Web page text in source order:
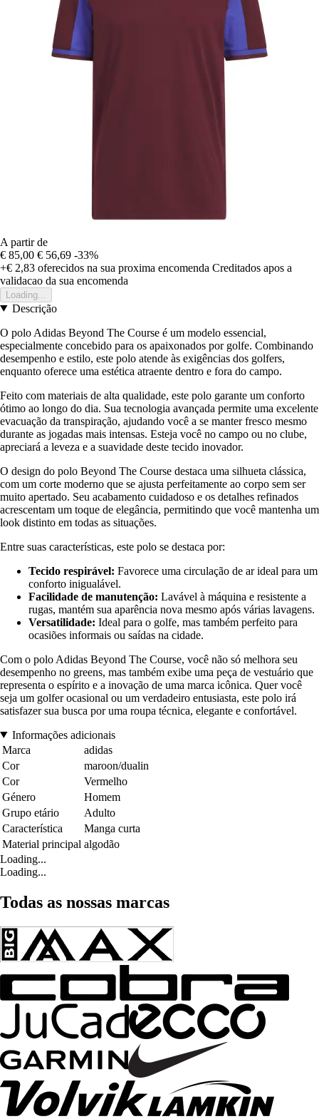
A partir de
€ 85,00 € 56,69 -33%
+€ 2,83 oferecidos na sua proxima encomenda Creditados apos a
validacao da sua encomenda
Loading...
Descrição
O polo Adidas Beyond The Course é um modelo essencial,
especialmente concebido para os apaixonados por golfe. Combinando
desempenho e estilo, este polo atende às exigências dos golfers,
enquanto oferece uma estética atraente dentro e fora do campo.
Feito com materiais de alta qualidade, este polo garante um conforto
ótimo ao longo do dia. Sua tecnologia avançada permite uma excelente
evacuação da transpiração, ajudando você a se manter fresco mesmo
durante as jogadas mais intensas. Esteja você no campo ou no clube,
apreciará a leveza e a suavidade deste tecido inovador.
O design do polo Beyond The Course destaca uma silhueta clássica,
com um corte moderno que se ajusta perfeitamente ao corpo sem ser
muito apertado. Seu acabamento cuidadoso e os detalhes refinados
acrescentam um toque de elegância, permitindo que você mantenha um
look distinto em todas as situações.
Entre suas características, este polo se destaca por:
Tecido respirável: Favorece uma circulação de ar ideal para um
conforto inigualável.
Facilidade de manutenção: Lavável à máquina e resistente a
rugas, mantém sua aparência nova mesmo após várias lavagens.
Versatilidade: Ideal para o golfe, mas também perfeito para
ocasiões informais ou saídas na cidade.
Com o polo Adidas Beyond The Course, você não só melhora seu
desempenho no greens, mas também exibe uma peça de vestuário que
representa o espírito e a inovação de uma marca icônica. Quer você
seja um golfer ocasional ou um verdadeiro entusiasta, este polo irá
satisfazer sua busca por uma roupa técnica, elegante e confortável.
Informações adicionais
Marca
adidas
Cor
maroon/dualin
Cor
Vermelho
Género
Homem
Grupo etário
Adulto
Característica
Manga curta
Material principal algodão
Loading...
Loading...
Todas as nossas marcas